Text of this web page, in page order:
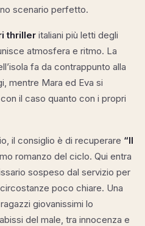
scenario perfetto.
thrilleritaliani più letti degli
atmosfera e ritmo. La
fa da contrappunto alla
mentre Mara ed Eva si
il caso quanto con i propri
il consiglio è di recuperare “Il
romanzo del ciclo. Qui entra
sospeso dal servizio per
poco chiare. Una
giovanissimi lo
del male, tra innocenza e